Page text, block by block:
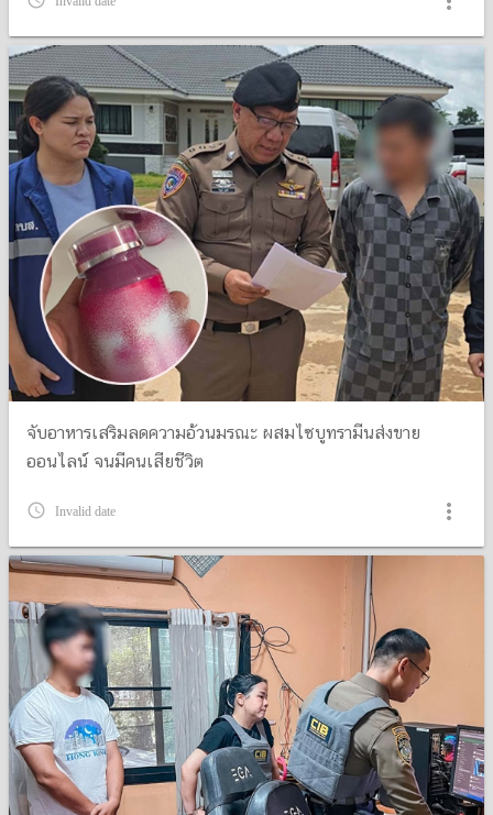
จับอาหารเสริมลดความอ้วนมรณะ ผสมไซบูทรามีนส่งขาย
ออนไลน์ จนมีคนเสียชีวิต
query_builder Invalid date more_vert